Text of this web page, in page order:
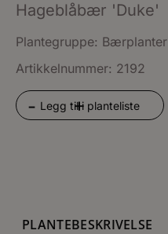
Hageblåbær 'Duke'
Plantegruppe: Bærplanter
Artikkelnummer: 2192
- +
Legg til i planteliste
PLANTEBESKRIVELSE